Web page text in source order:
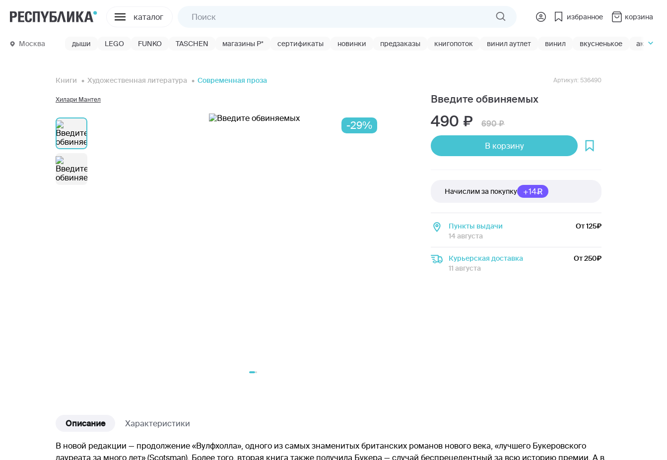
каталог избранное корзина
Москва дыши LEGO FUNKO TASCHEN магазины Р* сертификаты новинки предзаказы книгопоток винил аутлет винил вкусненькое акции
Книги Художественная литература Современная проза
-29%
Хилари Мантел Введите обвиняемых
Артикул: 536490
490 690
В корзину
Начислим за покупку +14
Пункты выдачи
14 августа
От 125
Курьерская доставка
11 августа
От 250
Описание Характеристики
В новой редакции — продолжение «Вулфхолла», одного из самых знаменитых британских романов нового века, «лучшего Букеровского
лауреата за много лет» (Scotsman). Более того, вторая книга также получила Букера — случай беспрецедентный за всю историю премии. А в